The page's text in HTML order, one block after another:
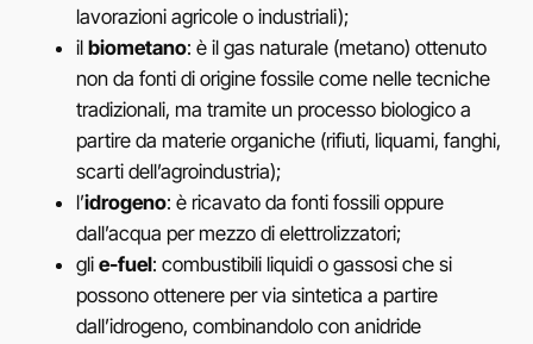
lavorazioni agricole o industriali);
il biometano: è il gas naturale (metano) ottenuto
non da fonti di origine fossile come nelle tecniche
tradizionali, ma tramite un processo biologico a
partire da materie organiche (rifiuti, liquami, fanghi,
scarti dell’agroindustria);
l’idrogeno: è ricavato da fonti fossili oppure
dall’acqua per mezzo di elettrolizzatori;
gli e-fuel: combustibili liquidi o gassosi che si
possono ottenere per via sintetica a partire
dall’idrogeno, combinandolo con anidride